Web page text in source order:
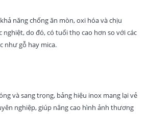
năng chống ăn mòn, oxi hóa và chịu
do đó, có tuổi thọ cao hơn so với các
như gỗ hay mica.
và sang trọng, bảng hiệu inox mang lại vẻ
nghiệp, giúp nâng cao hình ảnh thương